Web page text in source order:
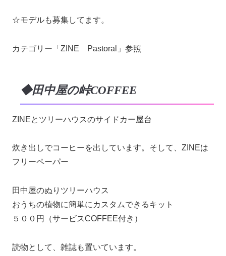
☆モデルも募集してます。
カテゴリー「ZINE Pastoral」参照
◆田中屋の峠COFFEE
ZINEとツリーハウスのサイドカー屋台
炊き出しでコーヒーを出しています。そして、ZINEは
フリーペーパー
田中屋のぬりツリーハウス
おうちの植物に簡単にカスタムできるキット
５００円（サービスCOFFEE付き）
読物として、雑誌も置いています。